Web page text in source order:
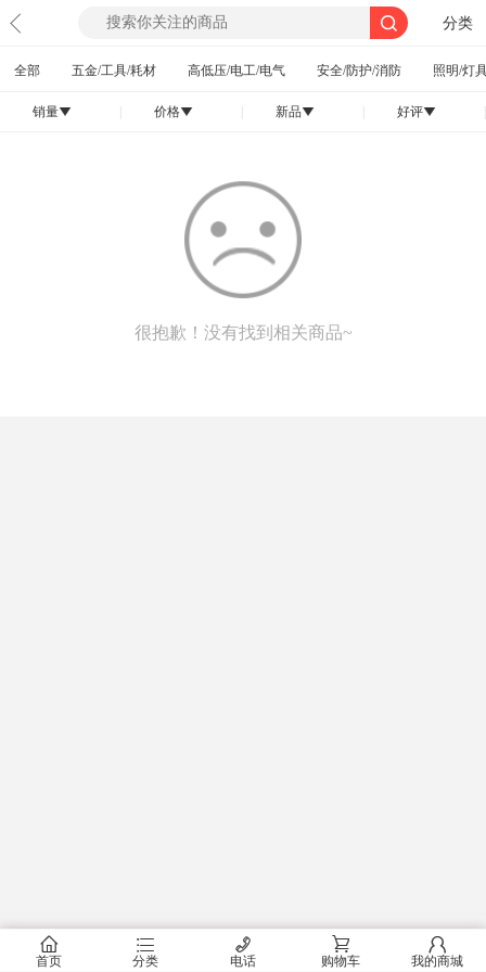
分类
全部 五金/工具/耗材 高低压/电工/电气 安全/防护/消防 照明/灯
销量󰄢 价格󰄢 新品󰄢 好评󰄢
很抱歉！没有找到相关商品~
󰂠
首页
󰂦
分类
󰄫
电话
󰂟
购物车
󰂢
我的商城